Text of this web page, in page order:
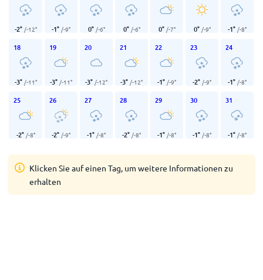
-2° /-12° -1° /-9° 0° /-6° 0° /-6° 0° /-7° 0° /-9° -1° /-8°
18
-3° /-11°
19
-3° /-11°
20
-3° /-12°
21
-3° /-12°
22
-1° /-9°
23
-2° /-9°
24
-1° /-8°
25
-2° /-8°
26
-2° /-9°
27
-1° /-8°
28
-2° /-8°
29
-1° /-8°
30
-1° /-8°
31
-1° /-8°
Klicken Sie auf einen Tag, um weitere Informationen zu
erhalten